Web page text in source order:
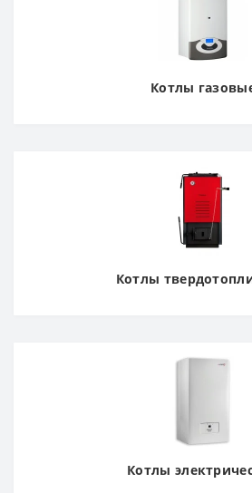
Котлы
Котлы
Котлы